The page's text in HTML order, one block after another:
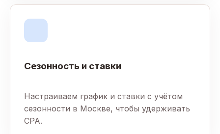
Сезонность и ставки
Настраиваем график и ставки с учётом
сезонности в Москве, чтобы удерживать
CPA.